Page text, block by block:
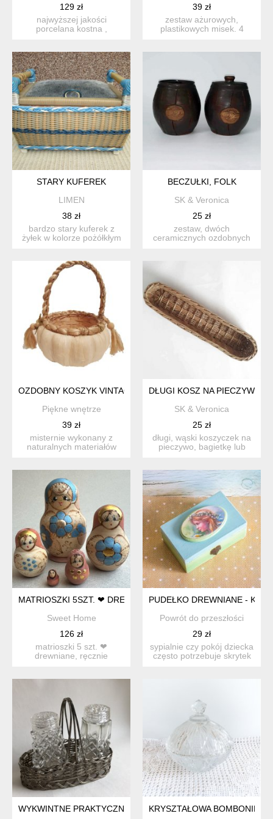
129 zł
najwyższej jakości
porcelana kostna ,
39 zł
zestaw ażurowych,
plastikowych misek. 4
STARY KUFEREK
LIMEN
38 zł
bardzo stary kuferek z
żyłek w kolorze pożółkłym
BECZUŁKI, FOLK
SK & Veronica
25 zł
zestaw, dwóch
ceramicznych ozdobnych
OZDOBNY KOSZYK VINTAGE RETRO NATURALNY KOSZ
Piękne wnętrze
39 zł
misternie wykonany z
naturalnych materiałów
DŁUGI KOSZ NA PIECZYWO
SK & Veronica
25 zł
długi, wąski koszyczek na
pieczywo, bagietkę lub
MATRIOSZKI 5SZT. ❤ DREWNIANE, RĘCZNIE MALOWANE
Sweet Home
126 zł
matrioszki 5 szt. ❤
drewniane, ręcznie
PUDEŁKO DREWNIANE -
Powrót do przeszłości
29 zł
sypialnie czy pokój dziecka
często potrzebuje skrytek
WYKWINTNE PRAKTYCZNE - SZKŁO KRYSZTAŁOWE I
KRYSZTAŁOWA